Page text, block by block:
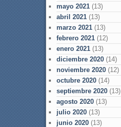
mayo 2021(13)
abril 2021(13)
marzo 2021(13)
febrero 2021(12)
enero 2021(13)
diciembre 2020(14)
noviembre 2020(12)
octubre 2020(14)
septiembre 2020(13)
agosto 2020(13)
julio 2020(13)
junio 2020(13)